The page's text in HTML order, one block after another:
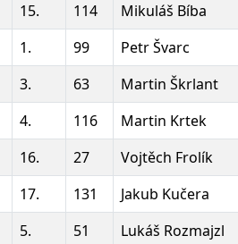
15. 114 Mikuláš Bíba
1. 99 Petr Švarc
3. 63 Martin Škrlant
4. 116 Martin Krtek
16. 27 Vojtěch Frolík
17. 131 Jakub Kučera
5. 51 Lukáš Rozmajzl